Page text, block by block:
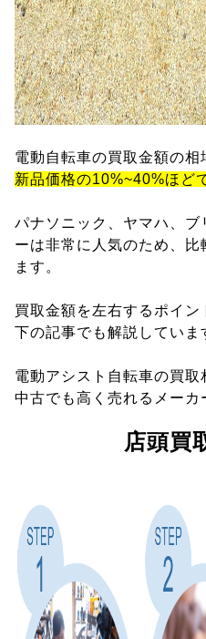
電動自転車の買取金額の
新品価格の10%~40%ほど
パナソニック、ヤマハ、
ーは非常に人気のため、比
ます。
買取金額を左右するポイ
下の記事でも解説していま
電動アシスト自転車の買
中古でも高く売れるメーカ
店頭買